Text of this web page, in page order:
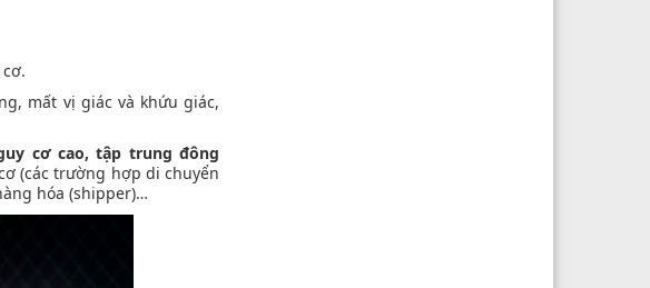
mất vị giác và khứu giác,
cơ cao, tập trung đông
(các trường hợp di chuyển
hóa (shipper)…